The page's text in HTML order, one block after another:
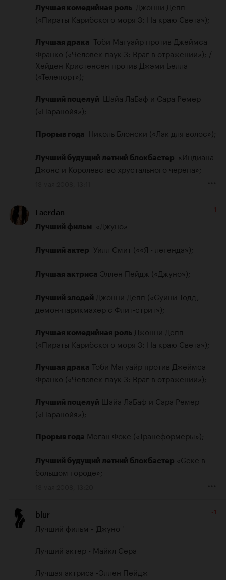
Лучшая комедийная роль Джонни Депп
(«Пираты Карибского моря 3: На краю Света»);
Лучшая драка Тоби Магуайр против Джеймса
Франко («Человек-паук 3: Враг в отражении»); /
Хейден Кристенсен против Джэми Белла
(«Телепорт»);
Лучший поцелуй
Шайа ЛаБаф и Сара Ремер
(«Паранойя»);
Прорыв года Николь Блонски («Лак для волос»);
Лучший будущий летний блокбастер «Индиана
Джонс и Королевство xрустального черепа»;
Laerdan -1
Лучший фильм
  «Джуно»
Лучший актер
  Уилл Смит (««Я - легенда»);
Лучшая актриса Эллен Пейдж («Джуно»);
Лучший злодей Джонни Депп («Суини Тодд,
демон-парикмахер с Флит-стрит»);
Лучшая комедийная роль Джонни Депп
(«Пираты Карибского моря 3: На краю Света»);
Лучшая драка Тоби Магуайр против Джеймса
Франко («Человек-паук 3: Враг в отражении»);
Лучший поцелуй
Шайа ЛаБаф и Сара Ремер
(«Паранойя»);
Прорыв года Меган Фокс («Трансформеры»);
Лучший будущий летний блокбастер «Секс в
большом городе»;
blur -1
Лучший фильм - 'Джуно '
Лучший актер - Майкл Сера
Лучшая актриса -Эллен Пейдж